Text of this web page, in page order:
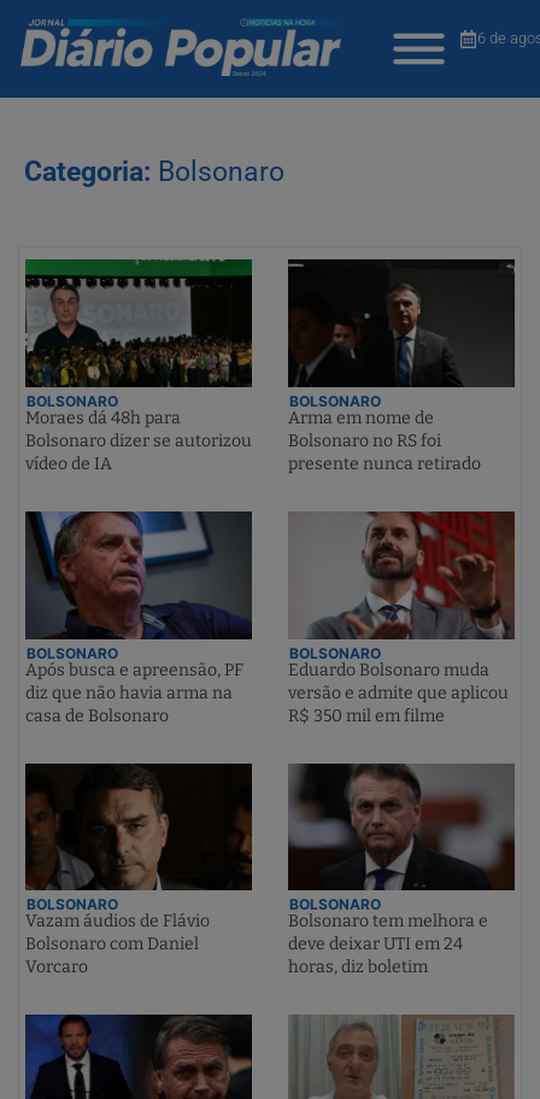
6 de
Categoria: Bolsonaro
BOLSONARO
Moraes dá 48h para
Bolsonaro dizer se autorizou
vídeo de IA
BOLSONARO
Arma em nome de
Bolsonaro no RS foi
presente nunca retirado
BOLSONARO
Após busca e apreensão, PF
diz que não havia arma na
casa de Bolsonaro
BOLSONARO
Eduardo Bolsonaro muda
versão e admite que aplicou
R$ 350 mil em filme
BOLSONARO
Vazam áudios de Flávio
Bolsonaro com Daniel
Vorcaro
BOLSONARO
Bolsonaro tem melhora e
deve deixar UTI em 24
horas, diz boletim